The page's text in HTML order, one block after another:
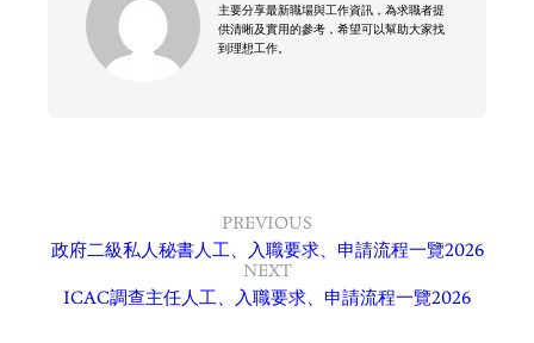
主要分享最新職場與工作資訊，為求職者提
供清晰及實用的參考，希望可以幫助大家找
到理想工作。
PREVIOUS
政府二級私人秘書人工、入職要求、申請流程一覽2026
NEXT
ICAC調查主任人工、入職要求、申請流程一覽2026